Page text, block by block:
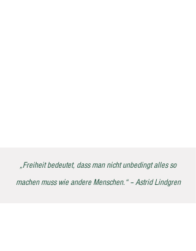
„Freiheit bedeutet, dass man nicht unbedingt alles so
machen muss wie andere Menschen.“ – Astrid Lindgren